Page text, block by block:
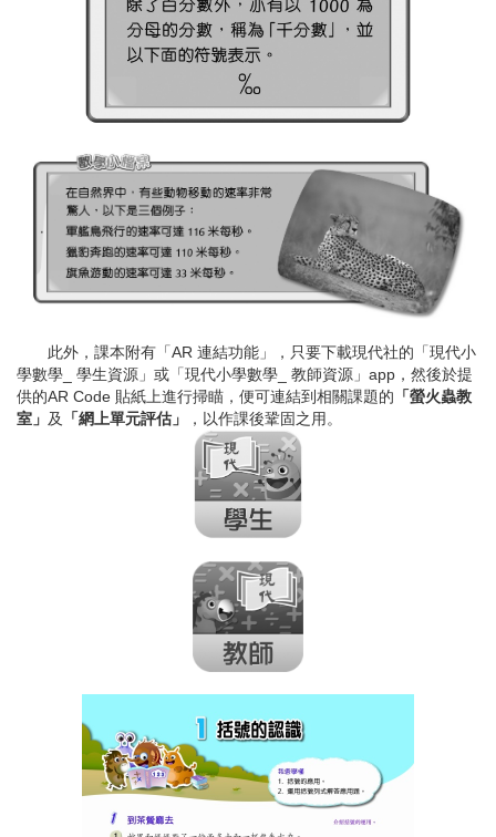
此外，課本附有「AR 連結功能」，只要下載現代社的「現代小
學數學_ 學生資源」或「現代小學數學_ 教師資源」app，然後於提
供的AR Code 貼紙上進行掃瞄，便可連結到相關課題的 「螢火蟲教
室」 及 「網上單元評估」 ，以作課後鞏固之用。